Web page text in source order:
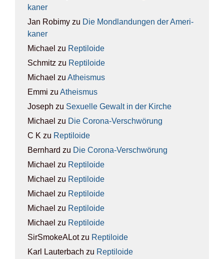
ka­ner
Jan Robimy zu Die Mond­lan­dun­gen der Ame­ri­
ka­ner
Michael zu Rep­ti­lo­ide
Schmitz zu Rep­ti­lo­ide
Michael zu Athe­is­mus
Emmi zu Athe­is­mus
Joseph zu Sexu­el­le Gewalt in der Kir­che
Michael zu Die Coro­na-Ver­schwö­rung
C K zu Rep­ti­lo­ide
Bernhard zu Die Coro­na-Ver­schwö­rung
Michael zu Rep­ti­lo­ide
Michael zu Rep­ti­lo­ide
Michael zu Rep­ti­lo­ide
Michael zu Rep­ti­lo­ide
Michael zu Rep­ti­lo­ide
SirSmokeALotzu Rep­ti­lo­ide
Karl Lauterbach zu Rep­ti­lo­ide